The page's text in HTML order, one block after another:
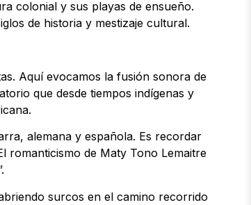
colonial y sus playas de ensueño.
de historia y mestizaje cultural.
Aquí evocamos la fusión sonora de
que desde tiempos indígenas y
alemana y española. Es recordar
romanticismo de Maty Tono Lemaitre
surcos en el camino recorrido